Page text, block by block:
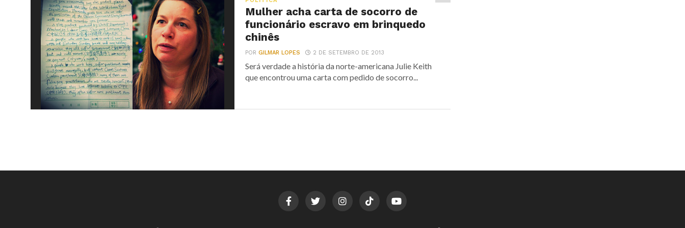
Mulher acha carta de socorro de
funcionário escravo em brinquedo
chinês
PORGILMAR LOPES 2 DE SETEMBRO DE 2013
Será verdade a história da norte-americana Julie Keith
que encontrou uma carta com pedido de socorro...